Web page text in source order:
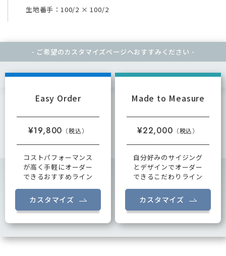
生地番手：100/2 × 100/2
- ご希望のカスタマイズページへおすすみください -
Easy Order
¥19,800
コストパフォーマンス
が高く手軽にオーダー
できるおすすめライン
カスタマイズ
Made to Measure
¥22,000
自分好みのサイジング
とデザインでオーダー
できるこだわりライン
カスタマイズ